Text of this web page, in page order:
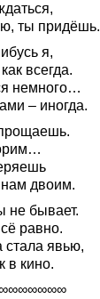
ты придёшь.
я,
всегда.
немного…
– иногда.
двоим.
не бывает.
равно.
стала явью,
в кино.